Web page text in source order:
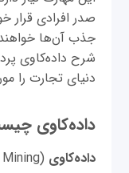
صدر افرادی قرار
جذب آن‌ها خواهند
شرح داده‌کاوی
دنیای تجارت را
داده‌کاوی
داده‌کاوی